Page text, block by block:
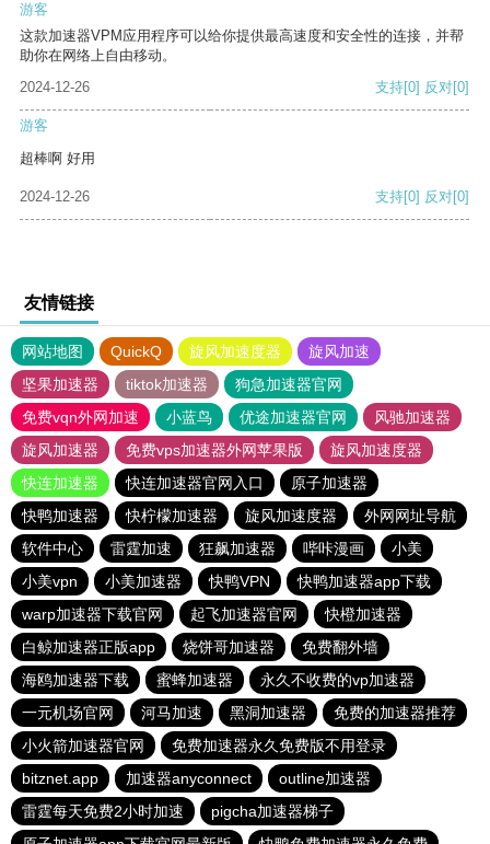
游客
这款加速器VPM应用程序可以给你提供最高速度和安全性的连接，并帮
助你在网络上自由移动。
2024-12-26
支持[0] 反对[0]
游客
超棒啊 好用
2024-12-26 支持[0] 反对[0]
友情链接
网站地图 QuickQ 旋风加速度器
旋风加速
坚果加速器
tiktok加速器
狗急加速器官网
免费vqn外网加速
小蓝鸟 优途加速器官网
风驰加速器
旋风加速器
免费vps加速器外网苹果版
旋风加速度器
快连加速器
快连加速器官网入口
原子加速器
快鸭加速器
快柠檬加速器 旋风加速度器
外网网址导航
软件中心
雷霆加速 狂飙加速器 哔咔漫画
小美
小美vpn
小美加速器 快鸭VPN
快鸭加速器app下载
warp加速器下载官网
起飞加速器官网
快橙加速器
白鲸加速器正版app
烧饼哥加速器
免费翻外墙
海鸥加速器下载
蜜蜂加速器
永久不收费的vp加速器
一元机场官网
河马加速 黑洞加速器
免费的加速器推荐
小火箭加速器官网
免费加速器永久免费版不用登录
bitznet.app
加速器anyconnect
outline加速器
雷霆每天免费2小时加速
pigcha加速器梯子